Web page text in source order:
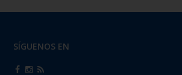
SÍGUENOS EN